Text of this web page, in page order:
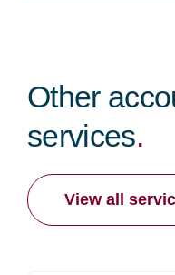
Other
services.
View all